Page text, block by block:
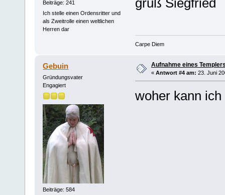
Beiträge: 241
Ich stelle einen Ordensritter und
als Zweitrolle einen weltlichen
Herren dar
Carpe Diem
Gebuin
Gründungsvater
Engagiert
Beiträge: 584
Aufnahme eines
« Antwort #4 am: 23. Juni
woher kann